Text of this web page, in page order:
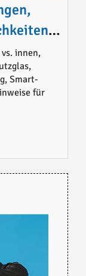
innen,
Smart-
für